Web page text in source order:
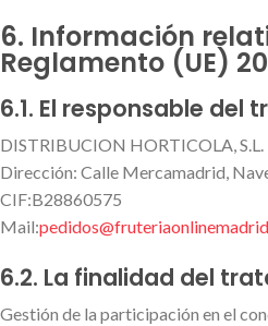
6. Información
Reglamento (UE)
6.1. El responsable
DISTRIBUCION HORTICOLA, S.L.
Dirección: Calle Mercamadrid,
CIF:B28860575
Mail:
6.2. La finalidad del
Gestión de la participación en el